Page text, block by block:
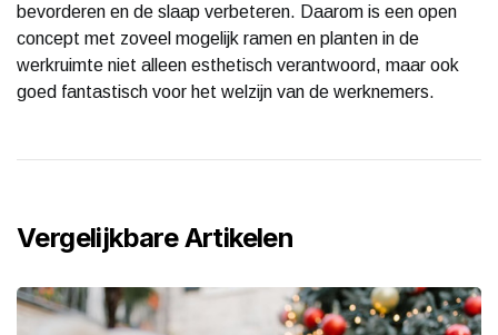
bevorderen en de slaap verbeteren. Daarom is een open
concept met zoveel mogelijk ramen en planten in de
werkruimte niet alleen esthetisch verantwoord, maar ook
goed fantastisch voor het welzijn van de werknemers.
Vergelijkbare Artikelen